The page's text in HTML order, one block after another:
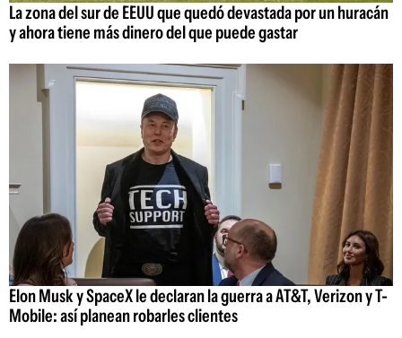
La zona del sur de EEUU que quedó devastada por un huracán
y ahora tiene más dinero del que puede gastar
Elon Musk y SpaceX le declaran la guerra a AT&T, Verizon y T-
Mobile: así planean robarles clientes